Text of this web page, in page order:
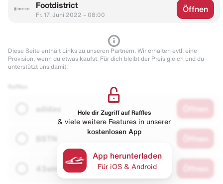
Footdistrict
Fr. 17. Juni 2022 – 08:00
Öffnen
Diese Seite enthält Links zu unseren Partnern. Wir erhalten evtl. eine
Provision, wenn du etwas kaufst. Für dich bleibt der Preis gleich und du
unterstützt uns damit.
adidas
43einhalb
Hole dir Zugriff auf Raffles
& viele weitere Features in unserer
kostenlosen App
App herunterladen
Für iOS & Android